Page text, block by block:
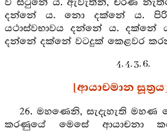
ව සිටුනේ ය. ඇවැත්නි, චරණ
දන්නේ ය. නො දක්නේ ය.
යථාස්වභාවය දන්නේ ය. දක්නේ
දන්නේ දක්නේ වටදුක් කෙළවර
4. 4. 3. 6.
[ආයාචමාන
26. මහණෙනි, සැදැහැති
කරණුයේ මෙසේ ආයාචනා